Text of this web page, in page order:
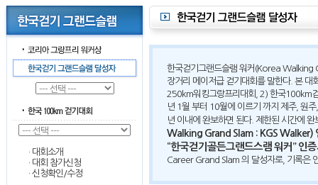
· 대회소개
· 대회 참가신청
· 신청확인/수정
한국걷기그랜드슬램 워커(Korea Walking
장거리 메이저급 걷기대회를 말한다. 본
250km워킹그랑프리대회, 2) 한국100km
년 1월 부터 10월에 이르기 까지 제주, 원
년 이내에 완보하면 된다. 제한된 시간에
Walking Grand Slam : KGS Walker)
“한국걷기골든그랜드스램 워커” 인
Career Grand Slam 의 달성자로, 기록은